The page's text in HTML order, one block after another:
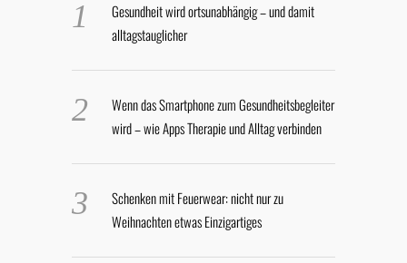
Gesundheit wird ortsunabhängig – und damit
alltagstauglicher
Wenn das Smartphone zum Gesundheitsbegleiter
wird – wie Apps Therapie und Alltag verbinden
Schenken mit Feuerwear: nicht nur zu
Weihnachten etwas Einzigartiges